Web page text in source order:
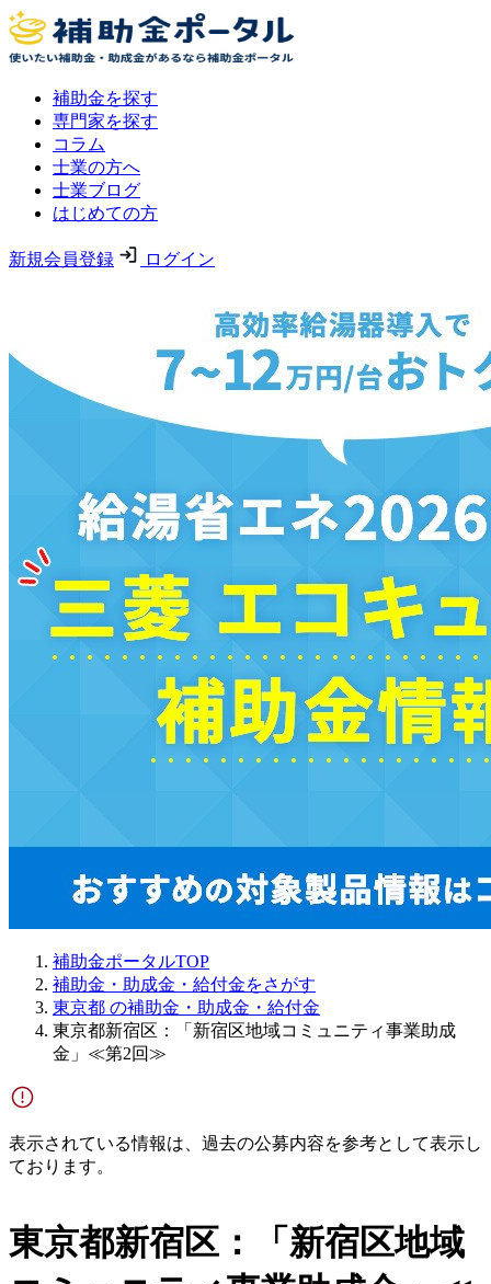
補助金を探す
専門家を探す
コラム
士業の方へ
士業ブログ
はじめての方
新規会員登録 ログイン
補助金ポータルTOP
補助金・助成金・給付金をさがす
東京都 の補助金・助成金・給付金
東京都新宿区：「新宿区地域コミュニティ事業助成
金」≪第2回≫
表示されている情報は、過去の公募内容を参考として表示し
ております。
東京都新宿区：「新宿区地域